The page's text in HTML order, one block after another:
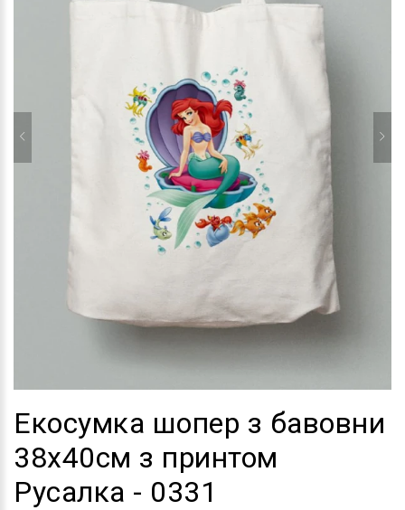
Екосумка шопер з бавовни
38х40см з принтом
Русалка - 0331